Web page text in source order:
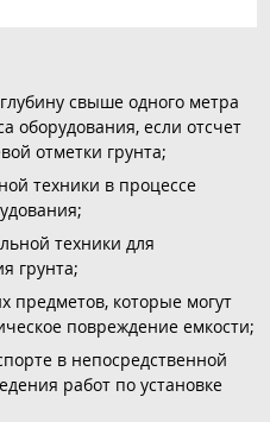
свыше одного метра
оборудования, если отсчет
отметки грунта;
техники в процессе
техники для
грунта;
предметов, которые могут
повреждение емкости;
в непосредственной
работ по установке